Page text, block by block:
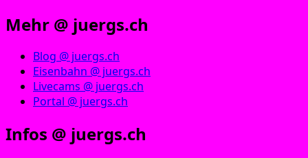
Mehr @ juergs.ch
Blog @ juergs.ch
Eisenbahn @ juergs.ch
Livecams @ juergs.ch
Portal @ juergs.ch
Infos @ juergs.ch